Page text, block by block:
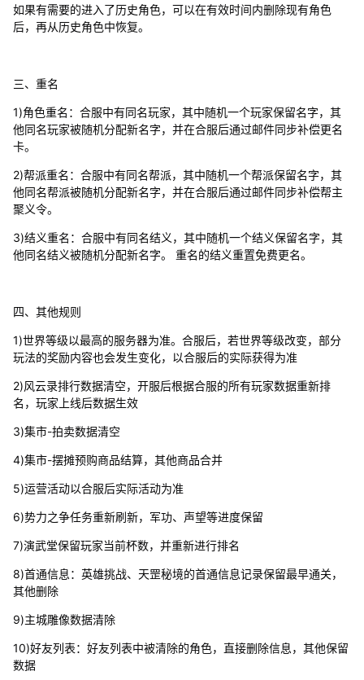
如果有需要的进入了历史角色，可以在有效时间内删除现有角色
后，再从历史角色中恢复。
三、重名
1)角色重名：合服中有同名玩家，其中随机一个玩家保留名字，其
他同名玩家被随机分配新名字，并在合服后通过邮件同步补偿更名
卡。
2)帮派重名：合服中有同名帮派，其中随机一个帮派保留名字，其
他同名帮派被随机分配新名字，并在合服后通过邮件同步补偿帮主
聚义令。
3)结义重名：合服中有同名结义，其中随机一个结义保留名字，其
他同名结义被随机分配新名字。 重名的结义重置免费更名。
四、其他规则
1)世界等级以最高的服务器为准。合服后，若世界等级改变，部分
玩法的奖励内容也会发生变化，以合服后的实际获得为准
2)风云录排行数据清空，开服后根据合服的所有玩家数据重新排
名，玩家上线后数据生效
3)集市-拍卖数据清空
4)集市-摆摊预购商品结算，其他商品合并
5)运营活动以合服后实际活动为准
6)势力之争任务重新刷新，军功、声望等进度保留
7)演武堂保留玩家当前杯数，并重新进行排名
8)首通信息：英雄挑战、天罡秘境的首通信息记录保留最早通关，
其他删除
9)主城雕像数据清除
10)好友列表：好友列表中被清除的角色，直接删除信息，其他保留
数据